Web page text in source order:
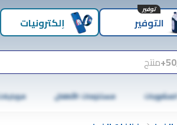
التوفير
توفير
إلكترونيات
منتج
مستلزمات الأطفال